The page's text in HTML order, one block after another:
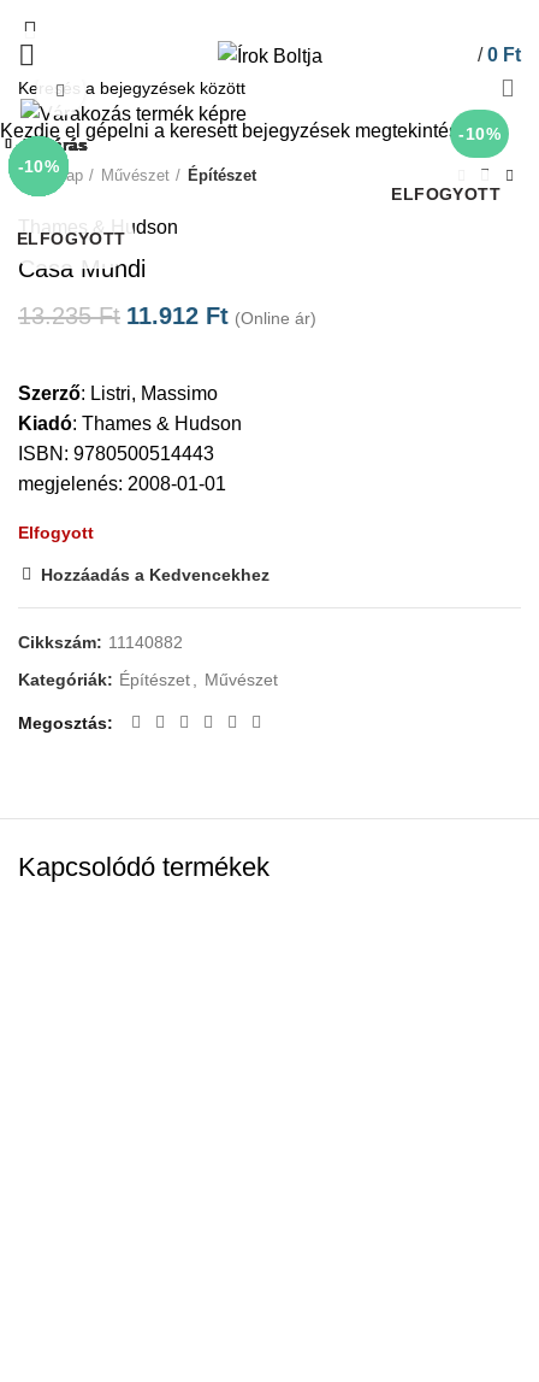
/ 0 Ft
-10%
ELFOGYOTT
Click to enlarge
Kezdőlap Művészet Építészet
Thames & Hudson
Casa Mundi
13.235Ft 11.912 Ft (Online ár)
Szerző: Listri, Massimo
Kiadó: Thames & Hudson
ISBN: 9780500514443
megjelenés: 2008-01-01
Elfogyott
Hozzáadás a Kedvencekhez
Cikkszám: 11140882
Kategóriák: Építészet, Művészet
Megosztás
Kapcsolódó termékek
-10%
Bezárás
-10%
Bezárás
-10%
Bezárás
-10%
Bezárás
-10%
Bezárás
-10%
Bezárás
-55%
Bezárás
-10%
ELFOGYOTT
Bezárás
Kezdje el gépelni a keresett bejegyzések megtekintéséhez.